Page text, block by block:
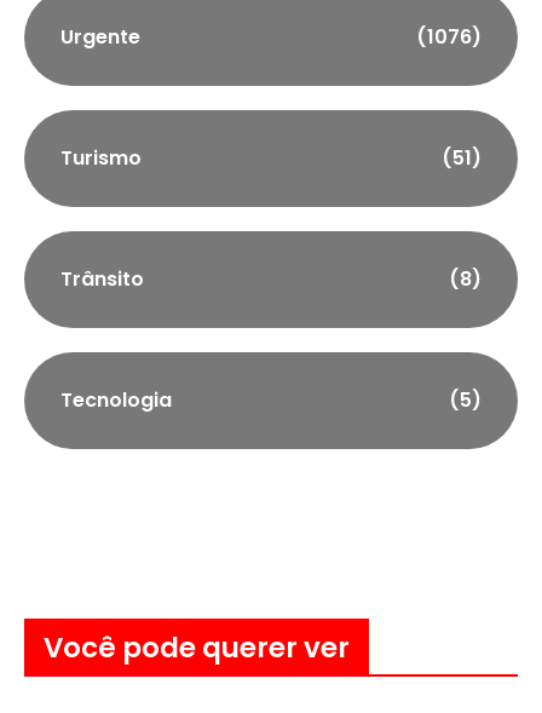
Urgente (1076)
Turismo (51)
Trânsito (8)
Tecnologia (5)
Você pode querer ver